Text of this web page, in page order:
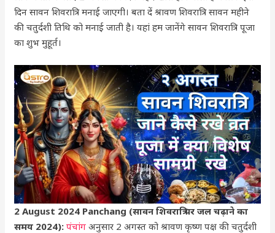
दिन सावन शिवरात्रि मनाई जाएगी। बता दें श्रावण शिवरात्रि सावन महीने
की चतुर्दशी तिथि को मनाई जाती है। यहां हम जानेंगे सावन शिवरात्रि पूजा
का शुभ मुहूर्त।
2 August 2024 Panchang (सावन शिवरात्रि पर जल चढ़ाने का
समय 2024): पंचांग अनुसार 2 अगस्त को श्रावण कृष्ण पक्ष की चतुर्दशी